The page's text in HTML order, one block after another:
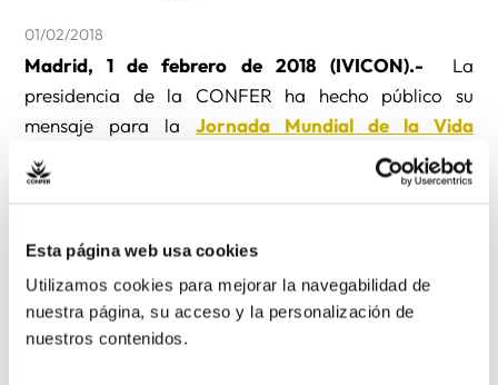
Esta página web usa cookies
Utilizamos cookies para mejorar la navegabilidad de
nuestra página, su acceso y la personalización de
nuestros contenidos.
01/02/2018
Madrid, 1 de febrero de 2018 (IVICON).- La
presidencia de la CONFER ha hecho público su
mensaje para laJornada Mundial de la Vida
Consagrada
que se celebra mañana viernes 2 de
febrero.
En él, la presidenta, María Rosarío Ríos, ODN, y el
vicepresidente, Jesús Antonio Díez, OP, animan a
celebrar que «el encuentro con Jesús, o el ser
encontrados por Él, es el punto de arranque de